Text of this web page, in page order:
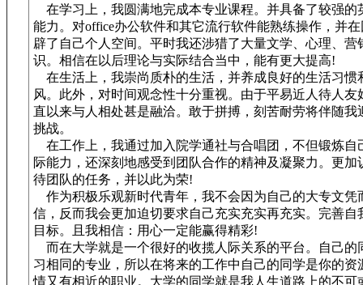
在学习上，我圆满地完成本专业课程。并具备了较强的
能力。对office办公软件和其它流行软件能熟练操作，并
辟了自己个人空间。平时我还涉猎了大量文学、心理、营
识。相信在以后理论与实际结合当中，能有更大提高!
在生活上，我崇尚质朴的生活，并养成良好的生活习惯
风。此外，对时间观念性十分重视。由于平易近人待人友
直以来与人相处甚是融洽。敢于拼搏，刻苦耐劳将伴随我
挑战。
在工作上，我通过加入院学通社与合唱团，不但锻炼自
际能力，还深刻地感受到团队合作的精神及凝聚力。更加
待团队的任务，并以此为荣!
作为积极乐观新时代青年，我不会因为自己的大专文凭
信，反而我会更加迫切要求自己充实充实再充实。完善自
目标。且我相信：用心一定能赢得精彩!
而在大学就是一个很好的收揽人际关系的平台。自己的
习相同的专业，所以在将来的工作中自己的同学是你的资
情又有相近的职业。大学的同学就是我人生道路上的不可